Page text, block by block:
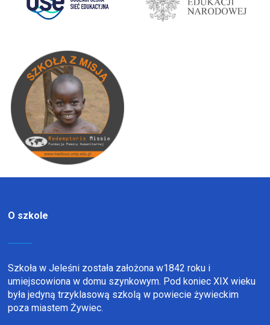
O szkole
Szkoła w Jeleśni została założona w1842 roku i
umiejscowiona w domu szynkowym. Pod koniec XIX wieku
była jedyną trzyklasową szkolą w powiecie żywieckim
poza miastem Żywiec.